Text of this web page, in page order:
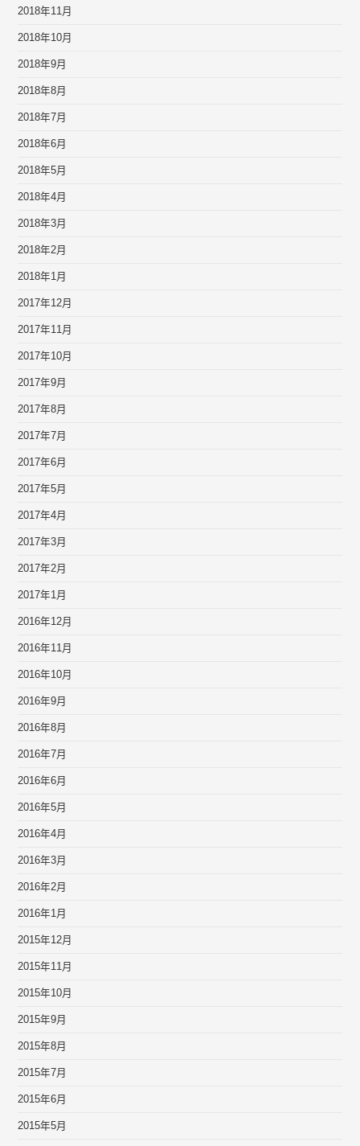
2018年11月
2018年10月
2018年9月
2018年8月
2018年7月
2018年6月
2018年5月
2018年4月
2018年3月
2018年2月
2018年1月
2017年12月
2017年11月
2017年10月
2017年9月
2017年8月
2017年7月
2017年6月
2017年5月
2017年4月
2017年3月
2017年2月
2017年1月
2016年12月
2016年11月
2016年10月
2016年9月
2016年8月
2016年7月
2016年6月
2016年5月
2016年4月
2016年3月
2016年2月
2016年1月
2015年12月
2015年11月
2015年10月
2015年9月
2015年8月
2015年7月
2015年6月
2015年5月